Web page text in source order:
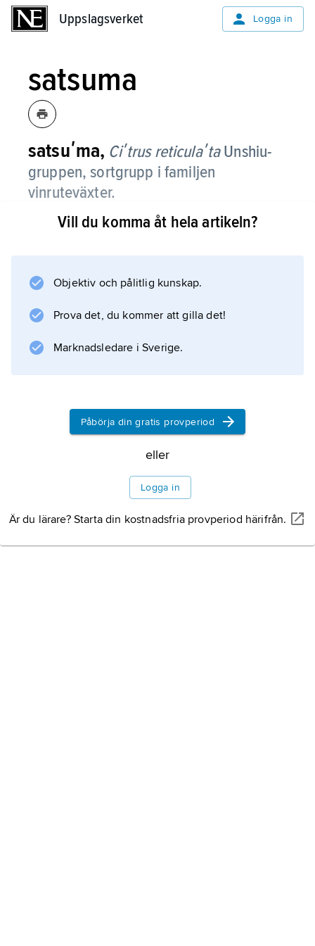
Uppslagsverket Logga in
satsuma
satsuʹma, Ciʹtrus reticulaʹtaUnshiu-
gruppen,sortgrupp i familjen
vinruteväxter.
Den har plattrunda, 5–7 cm stora frukter med
de i regel kärnfria klyftorna faller då isär. Den
vilket gör den något fadd i smaken
Vill du komma åt hela artikeln?
Objektiv och pålitlig kunskap.
Prova det, du kommer att gilla det!
Marknadsledare i Sverige.
Påbörja din gratis provperiod
eller
Logga in
Är du lärare? Starta din kostnadsfria provperiod härifrån.